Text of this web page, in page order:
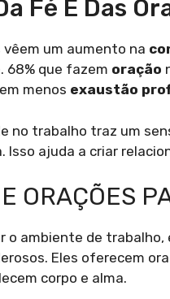
Fé E Das
vêem um aumento na
68% que fazem oração
menos exaustão
no trabalho traz um
Isso ajuda a criar
ORAÇÕES
o ambiente de trabalho,
Eles oferecem
corpo e alma.